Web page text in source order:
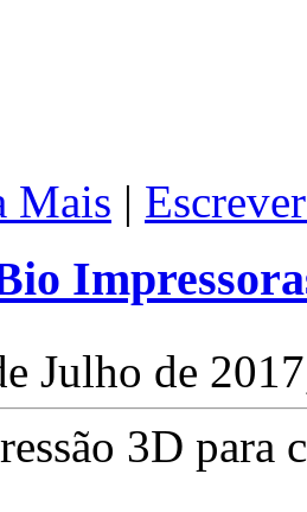
Mais |
Julho de
3D para